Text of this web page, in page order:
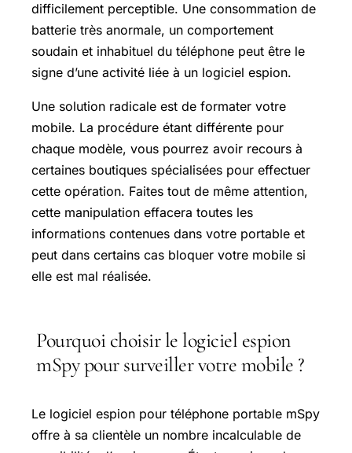
difficilement perceptible. Une consommation de
batterie très anormale, un comportement
soudain et inhabituel du téléphone peut être le
signe d’une activité liée à un logiciel espion.
Une solution radicale est de formater votre
mobile. La procédure étant différente pour
chaque modèle, vous pourrez avoir recours à
certaines boutiques spécialisées pour effectuer
cette opération. Faites tout de même attention,
cette manipulation effacera toutes les
informations contenues dans votre portable et
peut dans certains cas bloquer votre mobile si
elle est mal réalisée.
Pourquoi choisir le logiciel espion
mSpy pour surveiller votre mobile ?
Le logiciel espion pour téléphone portable mSpy
offre à sa clientèle un nombre incalculable de